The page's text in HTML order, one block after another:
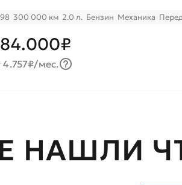
300 000 км 2.0 л. Бензин Механика
4.757₽/мес.
НАШЛИ